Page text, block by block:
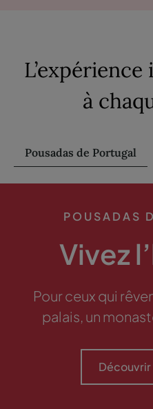
à
Pousadas de Portugal
POUSADAS
Vivez
Pour ceux qui
palais, un